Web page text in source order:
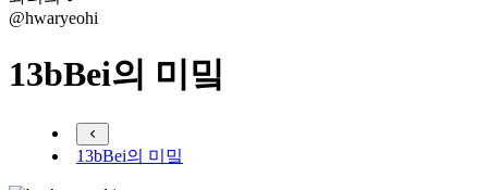
@hwaryeohi
13bBei의 미밐
13bBei의 미밐